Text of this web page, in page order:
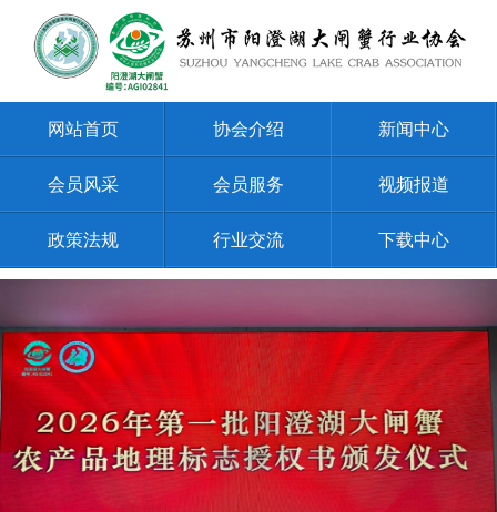
网站首页 协会介绍 新闻中心
会员风采 会员服务 视频报道
政策法规 行业交流 下载中心